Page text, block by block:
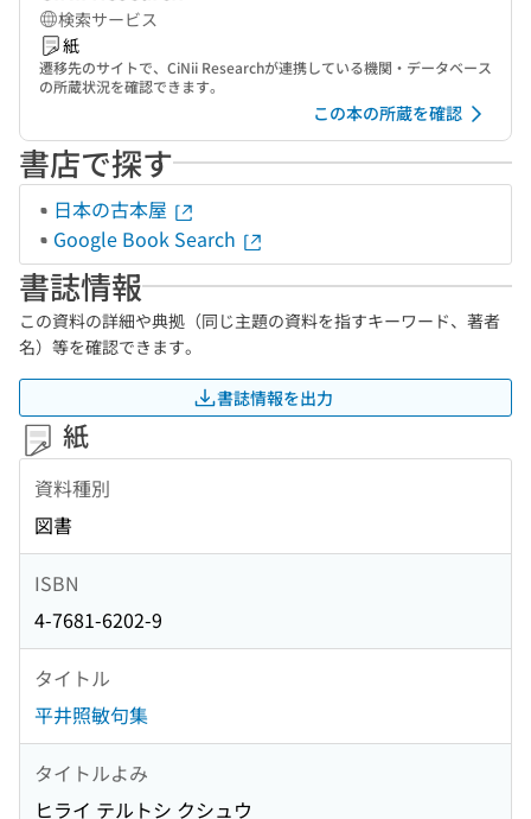
検索サービス
紙
遷移先のサイトで、CiNii Researchが連携している機関・データベース
の所蔵状況を確認できます。
この本の所蔵を確認
書店で探す
日本の古本屋
Google Book Search
書誌情報
この資料の詳細や典拠（同じ主題の資料を指すキーワード、著者
名）等を確認できます。
書誌情報を出力
紙
資料種別
図書
ISBN
4-7681-6202-9
タイトル
平井照敏句集
タイトルよみ
ヒライ テルトシ クシュウ